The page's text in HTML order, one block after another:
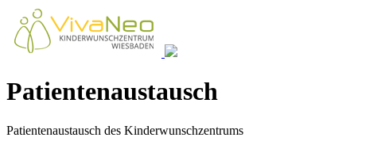
Patientenaustausch
Patientenaustausch des Kinderwunschzentrums